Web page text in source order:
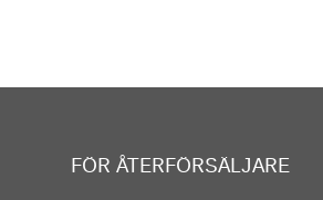
FÖR ÅTERFÖRSÄLJARE